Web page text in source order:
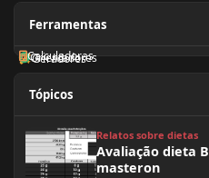
Ferramentas
Geradores
Orientadores
Calculadoras
Tópicos
Relatos sobre dietas
Avaliação dieta
masteron